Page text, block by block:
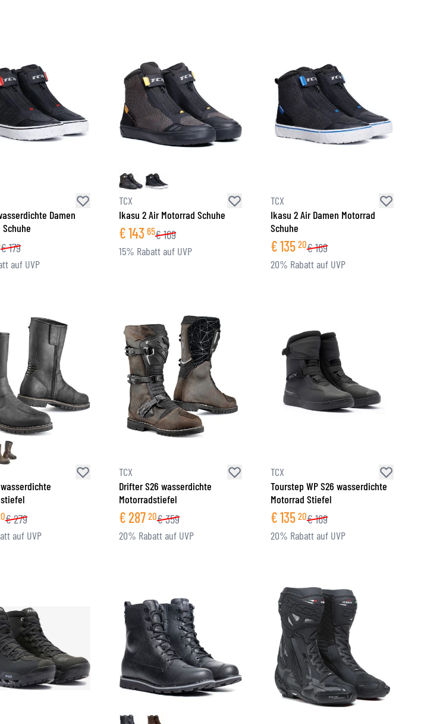
Damen
€179
auf UVP
TCX
Ikasu 2 Air Motorrad Schuhe
€143 65€169
15% Rabatt auf UVP
TCX
Ikasu 2 Air Damen Motorrad
Schuhe
€135 20€169
20% Rabatt auf UVP
€279
auf UVP
TCX
Drifter S26 wasserdichte
Motorradstiefel
€287 20€359
20% Rabatt auf UVP
TCX
Tourstep WP S26 wasserdichte
Motorrad Stiefel
€135 20€169
20% Rabatt auf UVP